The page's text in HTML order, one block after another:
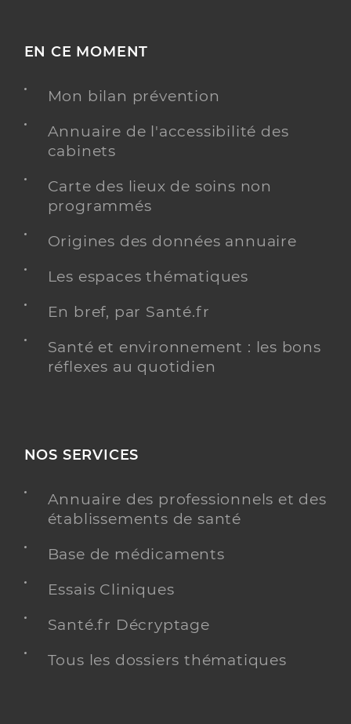
EN CE MOMENT
Mon bilan prévention
Annuaire de l'accessibilité des
cabinets
Carte des lieux de soins non
programmés
Origines des données annuaire
Les espaces thématiques
En bref, par Santé.fr
Santé et environnement : les bons
réflexes au quotidien
NOS SERVICES
Annuaire des professionnels et des
établissements de santé
Base de médicaments
Essais Cliniques
Santé.fr Décryptage
Tous les dossiers thématiques